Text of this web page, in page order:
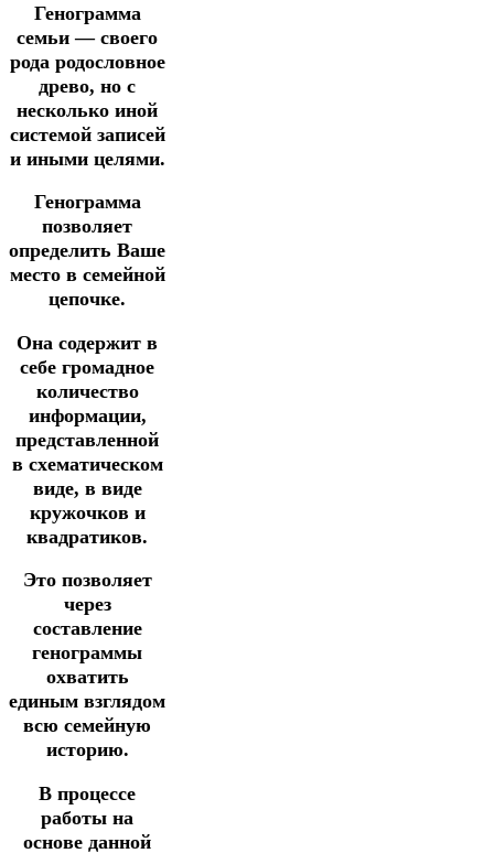
Генограмма
семьи — своего
рода родословное
древо, но с
несколько иной
системой записей
и иными целями.
Генограмма
позволяет
определить Ваше
место в семейной
цепочке.
Она содержит в
себе громадное
количество
информации,
представленной
в схематическом
виде, в виде
кружочков и
квадратиков.
Это позволяет
через
составление
генограммы
охватить
единым взглядом
всю семейную
историю.
В процессе
работы на
основе данной